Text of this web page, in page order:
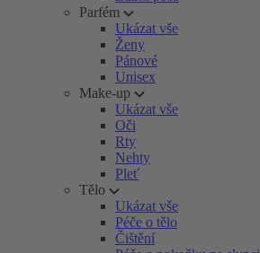
Parfém
Ukázat vše
Ženy
Pánové
Unisex
Make-up
Ukázat vše
Oči
Rty
Nehty
Pleť
Tělo
Ukázat vše
Péče o tělo
Čištění